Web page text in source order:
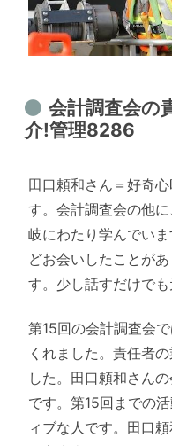
会計調査会の
介!管理8286
田口頼和さん＝好奇
す。会計調査会の他
岐にわたり学んでい
どお会いしたことが
す。少し話すだけでも
第15回の会計調査会
くれました。責任者
した。田口頼和さん
です。第15回までの
ィブな人です。田口